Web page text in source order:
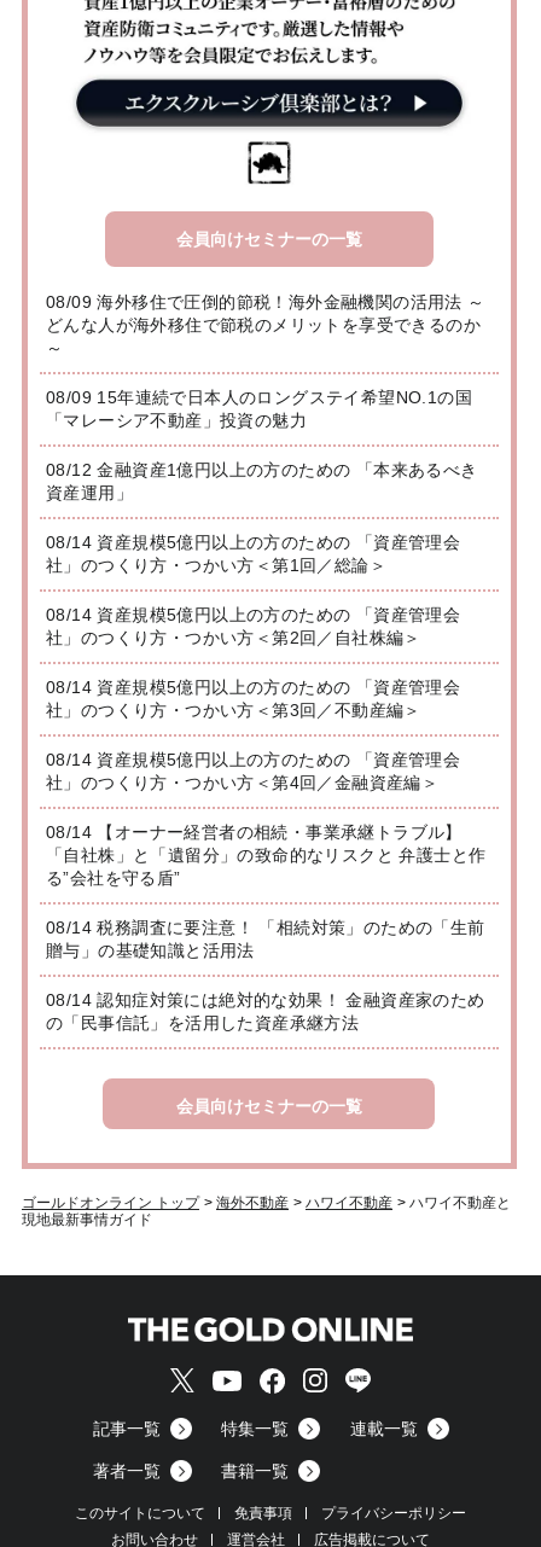
会員向けセミナーの一覧
08/09 海外移住で圧倒的節税！海外金融機関の活用法 ～
どんな人が海外移住で節税のメリットを享受できるのか
～
08/09 15年連続で日本人のロングステイ希望NO.1の国
「マレーシア不動産」投資の魅力
08/12 金融資産1億円以上の方のための 「本来あるべき
資産運用」
08/14 資産規模5億円以上の方のための 「資産管理会
社」のつくり方・つかい方＜第1回／総論＞
08/14 資産規模5億円以上の方のための 「資産管理会
社」のつくり方・つかい方＜第2回／自社株編＞
08/14 資産規模5億円以上の方のための 「資産管理会
社」のつくり方・つかい方＜第3回／不動産編＞
08/14 資産規模5億円以上の方のための 「資産管理会
社」のつくり方・つかい方＜第4回／金融資産編＞
08/14 【オーナー経営者の相続・事業承継トラブル】
「自社株」と「遺留分」の致命的なリスクと 弁護士と作
る”会社を守る盾”
08/14 税務調査に要注意！ 「相続対策」のための「生前
贈与」の基礎知識と活用法
08/14 認知症対策には絶対的な効果！ 金融資産家のため
の「民事信託」を活用した資産承継方法
会員向けセミナーの一覧
ゴールドオンライン トップ > 海外不動産 > ハワイ不動産 > ハワイ不動産と
現地最新事情ガイド
記事一覧 特集一覧 連載一覧
著者一覧 書籍一覧
このサイトについて 免責事項
プライバシーポリシー
お問い合わせ
運営会社 広告掲載について